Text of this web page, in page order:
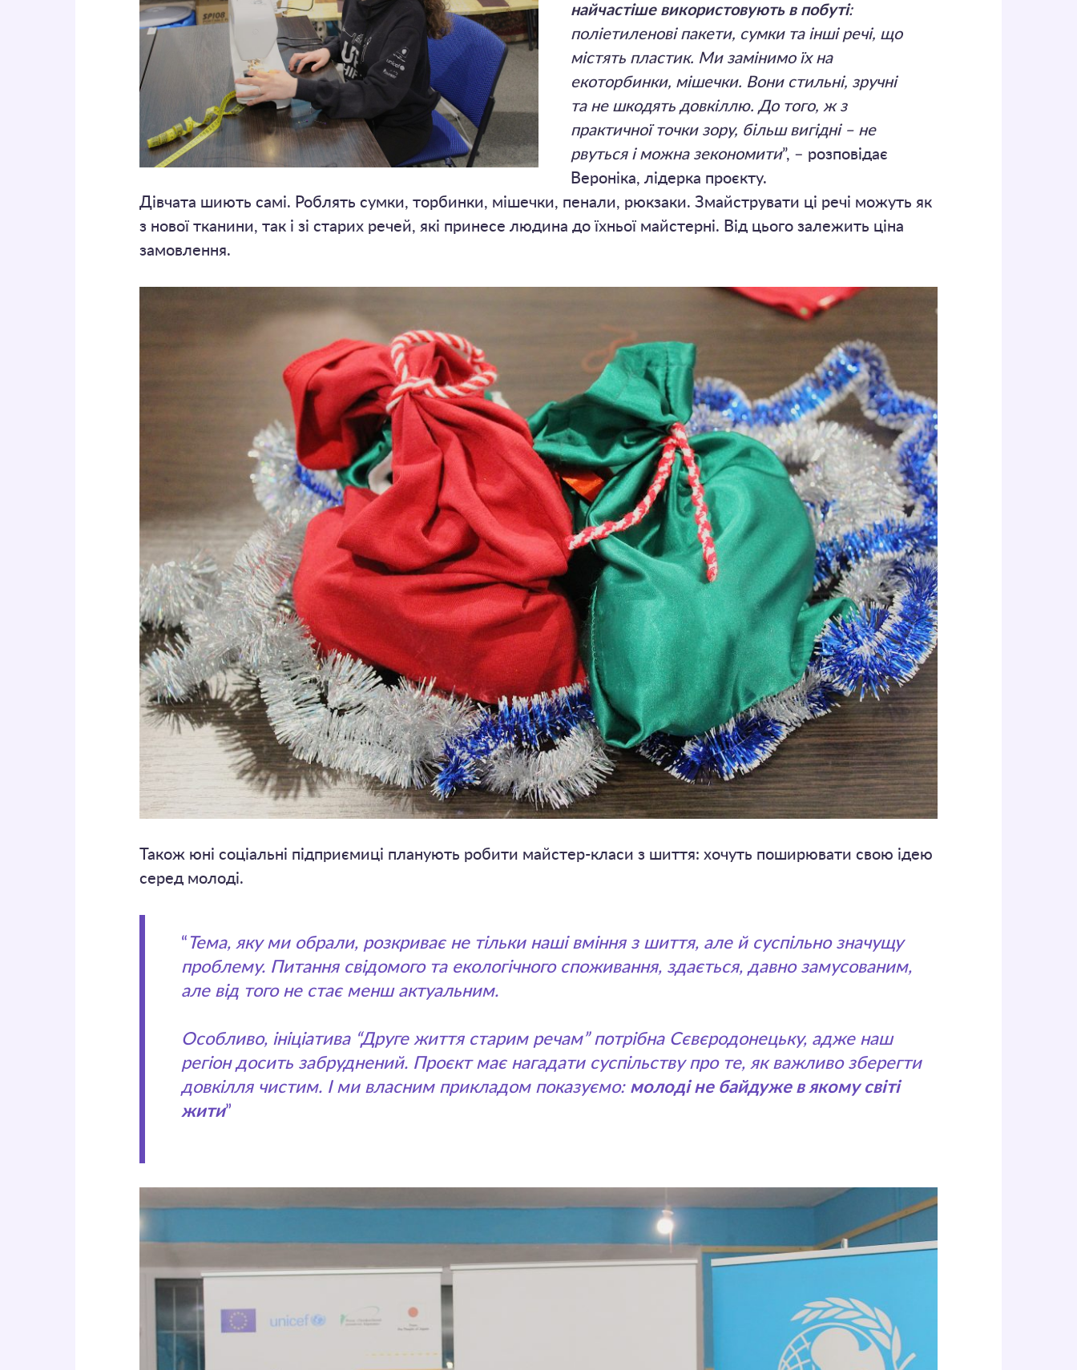
найчастіше використовують в побуті:
поліетиленові пакети, сумки та інші речі, що
містять пластик. Ми замінимо їх на
екоторбинки, мішечки. Вони стильні, зручні
та не шкодять довкіллю. До того, ж з
практичної точки зору, більш вигідні – не
рвуться і можна зекономити”, – розповідає
Вероніка, лідерка проєкту.
Дівчата шиють самі. Роблять сумки, торбинки, мішечки, пенали, рюкзаки. Змайструвати ці речі можуть як
з нової тканини, так і зі старих речей, які принесе людина до їхньої майстерні. Від цього залежить ціна
замовлення.
Також юні соціальні підприємиці планують робити майстер-класи з шиття: хочуть поширювати свою ідею
серед молоді.
“ Тема, яку ми обрали, розкриває не тільки наші вміння з шиття, але й суспільно значущу
проблему. Питання свідомого та екологічного споживання, здається, давно замусованим,
але від того не стає менш актуальним.
Особливо, ініціатива “Друге життя старим речам” потрібна Сєвєродонецьку, адже наш
регіон досить забруднений. Проєкт має нагадати суспільству про те, як важливо зберегти
довкілля чистим. І ми власним прикладом показуємо: молоді не байдуже в якому світі
жити”